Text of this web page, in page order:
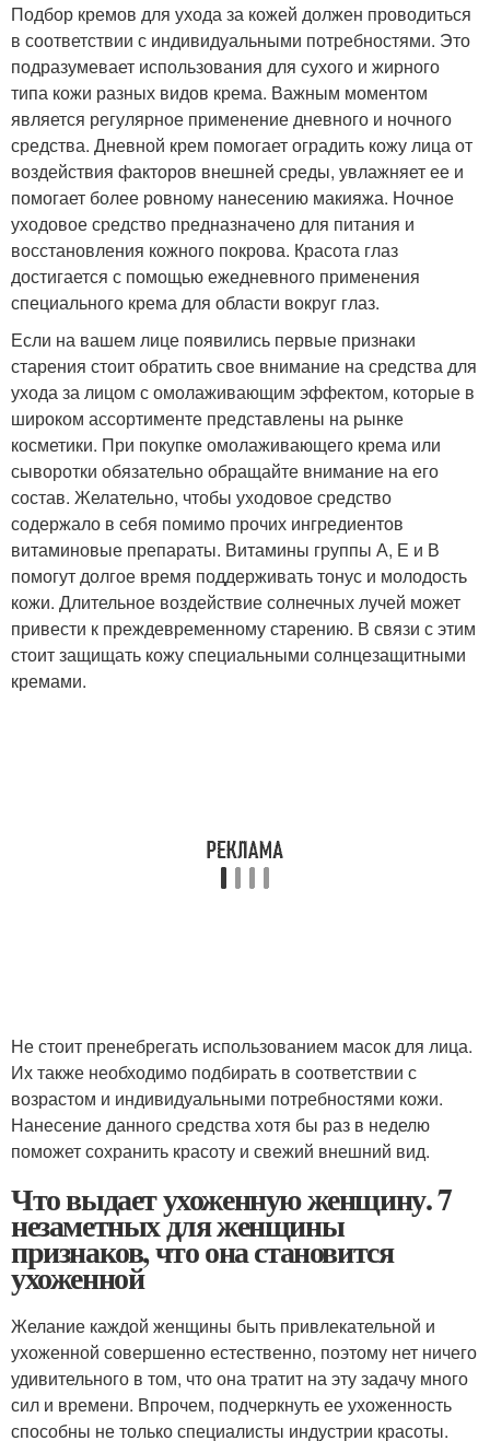
Подбор кремов для ухода за кожей должен проводиться
в соответствии с индивидуальными потребностями. Это
подразумевает использования для сухого и жирного
типа кожи разных видов крема. Важным моментом
является регулярное применение дневного и ночного
средства. Дневной крем помогает оградить кожу лица от
воздействия факторов внешней среды, увлажняет ее и
помогает более ровному нанесению макияжа. Ночное
уходовое средство предназначено для питания и
восстановления кожного покрова. Красота глаз
достигается с помощью ежедневного применения
специального крема для области вокруг глаз.
Если на вашем лице появились первые признаки
старения стоит обратить свое внимание на средства для
ухода за лицом с омолаживающим эффектом, которые в
широком ассортименте представлены на рынке
косметики. При покупке омолаживающего крема или
сыворотки обязательно обращайте внимание на его
состав. Желательно, чтобы уходовое средство
содержало в себя помимо прочих ингредиентов
витаминовые препараты. Витамины группы А, Е и В
помогут долгое время поддерживать тонус и молодость
кожи. Длительное воздействие солнечных лучей может
привести к преждевременному старению. В связи с этим
стоит защищать кожу специальными солнцезащитными
кремами.
Не стоит пренебрегать использованием масок для лица.
Их также необходимо подбирать в соответствии с
возрастом и индивидуальными потребностями кожи.
Нанесение данного средства хотя бы раз в неделю
поможет сохранить красоту и свежий внешний вид.
Что выдает ухоженную женщину. 7
незаметных для женщины
признаков, что она становится
ухоженной
Желание каждой женщины быть привлекательной и
ухоженной совершенно естественно, поэтому нет ничего
удивительного в том, что она тратит на эту задачу много
сил и времени. Впрочем, подчеркнуть ее ухоженность
способны не только специалисты индустрии красоты.